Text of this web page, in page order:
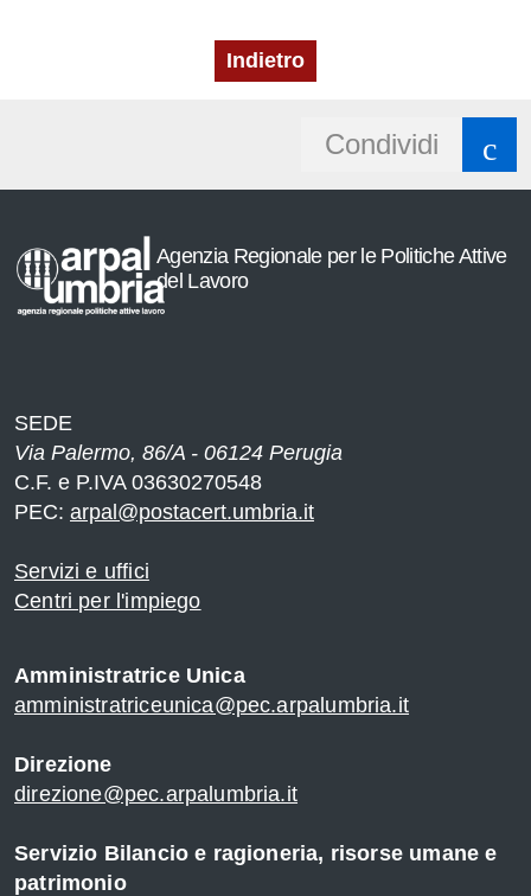
Indietro
button
Condividi
Agenzia Regionale per le Politiche Attive
del Lavoro
SEDE
Via Palermo, 86/A - 06124 Perugia
C.F. e P.IVA 03630270548
PEC: arpal@postacert.umbria.it
Servizi e uffici
Centri per l'impiego
Amministratrice Unica
amministratriceunica@pec.arpalumbria.it
Direzione
direzione@pec.arpalumbria.it
Servizio Bilancio e ragioneria, risorse umane e
patrimonio